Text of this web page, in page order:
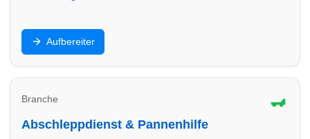
Innenraum, Polster, Lackaufbereitung,
Keramikversiegelung: Finde Aufbereiter in Hilden für
Werterhalt und Top-Optik.
Aufbereiter
Branche
Abschleppdienst & Pannenhilfe